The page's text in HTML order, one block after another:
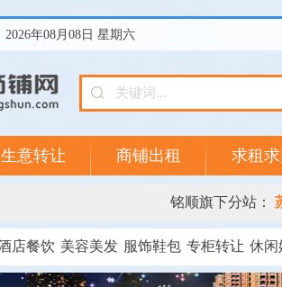
年08月08日 星期六
生意转让 商铺出租 求租
铭顺旗下分站：
店餐饮 美容美发 服饰鞋包 专柜转让 休闲